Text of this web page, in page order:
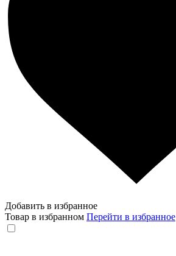
Добавить в избранное
Товар в избранном Перейти в избранное